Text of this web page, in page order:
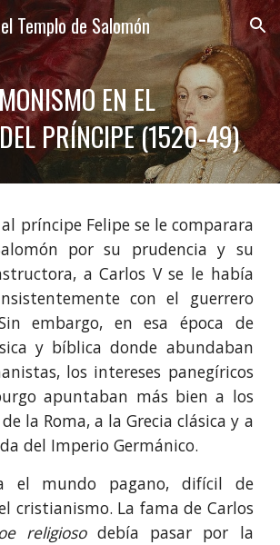
Skip to navigation
Templo de Salomón
EN EL
PRÍNCIPE (1520-49)
príncipe Felipe se le comparara
por su prudencia y su
a Carlos V se le había
con el guerrero
embargo, en esa época de
y bíblica donde abundaban
los intereses panegíricos
apuntaban más bien a los
la Roma, a la Grecia clásica y a
del Imperio Germánico.
el mundo pagano, difícil de
cristianismo. La fama de Carlos
religiosodebía pasar por la